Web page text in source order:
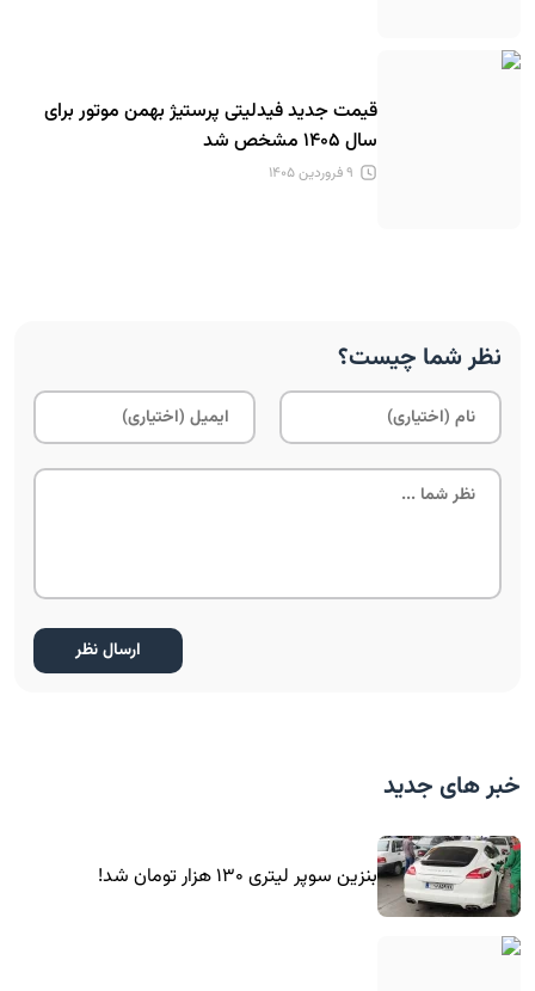
قیمت جدید فیدلیتی پرستیژ بهمن موتور برای
سال ۱۴۰۵ مشخص شد
۹ فروردین ۱۴۰۵
نظر شما چیست؟
خبر های جدید
بنزین سوپر لیتری ۱۳۰ هزار تومان شد!